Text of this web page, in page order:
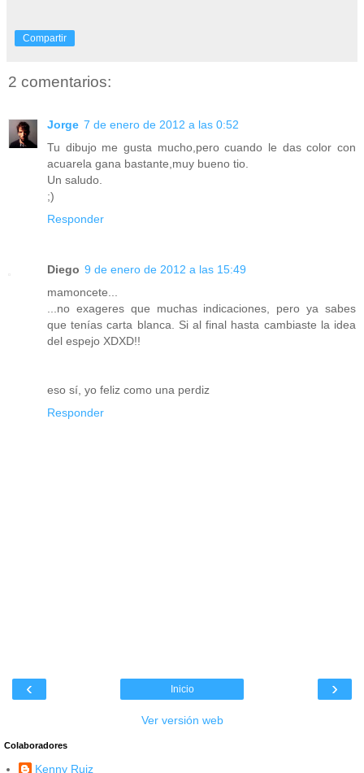
Compartir
2 comentarios:
Jorge 7 de enero de 2012 a las 0:52
Tu dibujo me gusta mucho,pero cuando le das color con
acuarela gana bastante,muy bueno tio.
Un saludo.
;)
Responder
Diego 9 de enero de 2012 a las 15:49
mamoncete...
...no exageres que muchas indicaciones, pero ya sabes
que tenías carta blanca. Si al final hasta cambiaste la idea
del espejo XDXD!!
eso sí, yo feliz como una perdiz
Responder
‹ ›
Inicio
Ver versión web
Colaboradores
Kenny Ruiz